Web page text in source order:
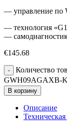
— управление по
— технология
—
€145.68
Количество
GWH09AGAXB-
В корзину
Описание